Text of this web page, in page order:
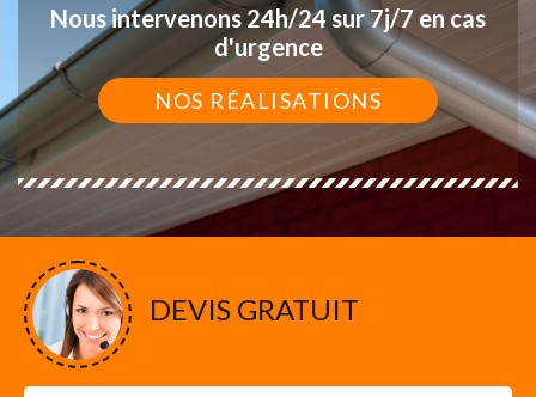
Nous intervenons 24h/24 sur 7j/7 en cas
d'urgence
NOS RÉALISATIONS
DEVIS GRATUIT